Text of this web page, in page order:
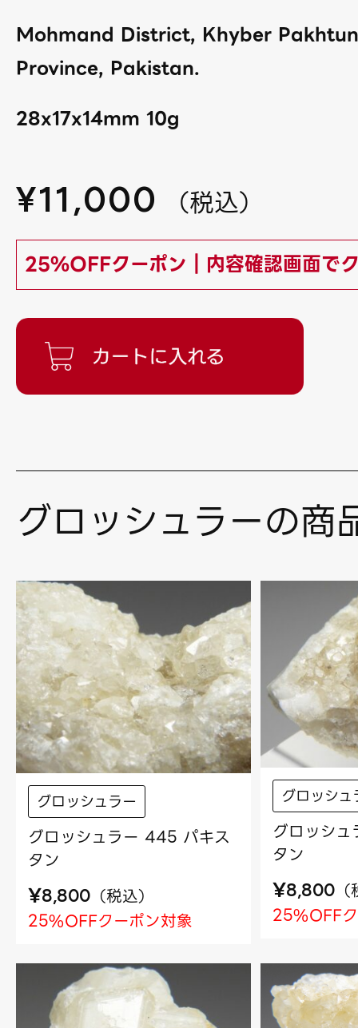
Mohmand District, Khyber
Province, Pakistan.
28x17x14mm 10g
¥11,000 （税込）
25%OFFクーポン｜内容確認画面で
グロッシュラーの商
グロッシュラー
グロッシュラー 445 パキス
タン
¥8,800 （税込）
25%OFFクーポン対象
グロッシュ
グロッシ
タン
¥8,800 （
25%OFF